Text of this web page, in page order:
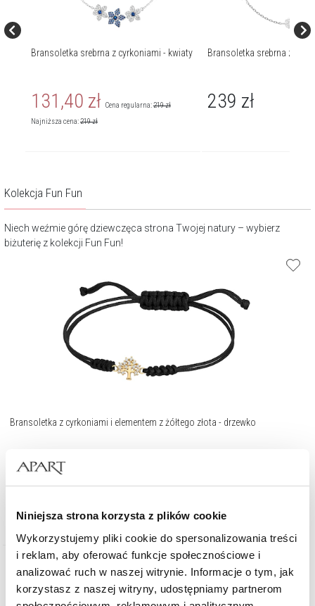
Niniejsza strona korzysta z plików cookie
Wykorzystujemy pliki cookie do spersonalizowania treści
i reklam, aby oferować funkcje społecznościowe i
analizować ruch w naszej witrynie. Informacje o tym, jak
korzystasz z naszej witryny, udostępniamy partnerom
Bransoletka srebrna z cyrkoniami - kwiaty
131,40 zł Cena regularna:219zł
Najniższa cena:219zł
Bransoletka srebrna z
239 zł
Kolekcja Fun Fun
Niech weźmie górę dziewczęca strona Twojej natury – wybierz
biżuterię z kolekcji Fun Fun!
Bransoletka z cyrkoniami i elementem z żółtego złota - drzewko
349 zł